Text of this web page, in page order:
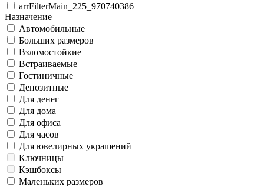
arrFilterMain_225_970740386
Назначение
Автомобильные
Больших размеров
Взломостойкие
Встраиваемые
Гостиничные
Депозитные
Для денег
Для дома
Для офиса
Для часов
Для ювелирных украшений
Ключницы
Кэшбоксы
Маленьких размеров